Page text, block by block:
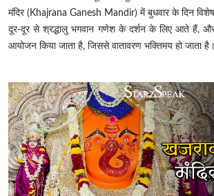
मंदिर (Khajrana Ganesh Mandir) में बुधवार के दिन
दूर-दूर से श्रद्धालु भगवान गणेश के दर्शन के लिए आते हैं,
आयोजन किया जाता है, जिससे वातावरण भक्तिमय हो जाता है।